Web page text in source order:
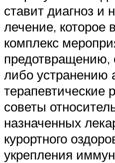
ставит диагноз и
лечение, которое
комплекс
предотвращению,
либо устранению
терапевтические
советы
назначенных
курортного
укрепления